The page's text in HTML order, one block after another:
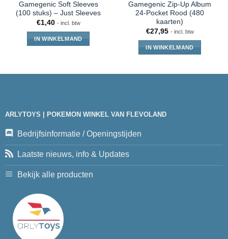
Gamegenic Soft Sleeves
(100 stuks) – Just Sleeves
€1,40 - incl. btw
IN WINKELMAND
Gamegenic Zip-Up Album
24-Pocket Rood (480
kaarten)
€27,95 - incl. btw
IN WINKELMAND
ARLYTOYS | POKEMON WINKEL VAN FLEVOLAND
Bedrijfsinformatie / Openingstijden
Laatste nieuws, info & Updates
Bekijk alle producten